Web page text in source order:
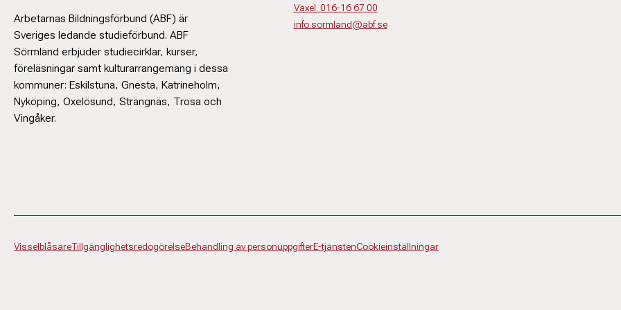
Arbetarnas Bildningsförbund (ABF) är
Sveriges ledande studieförbund. ABF
Sörmland erbjuder studiecirklar, kurser,
föreläsningar samt kulturarrangemang i dessa
kommuner: Eskilstuna, Gnesta, Katrineholm,
Nyköping, Oxelösund, Strängnäs, Trosa och
Vingåker.
Växel. 016-16 67 00
info.sormland@abf.se
VisselblåsareTillgänglighetsredogörelseBehandling av personuppgifterE-tjänstenCookieinställningar